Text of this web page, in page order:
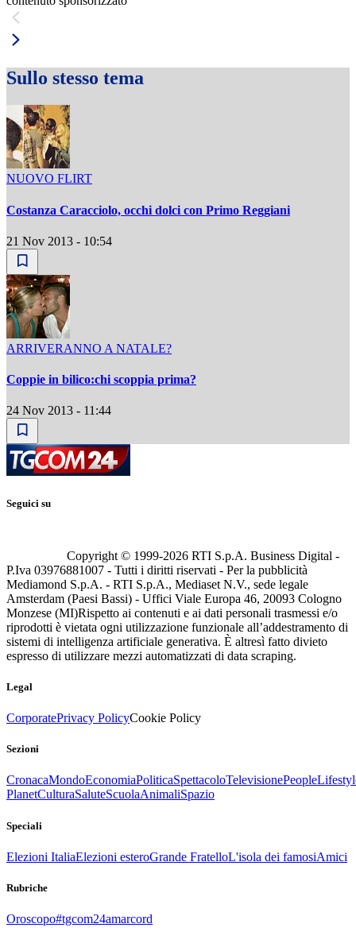
Sullo stesso tema
NUOVO FLIRT
Costanza Caracciolo, occhi dolci con Primo Reggiani
21 Nov 2013 - 10:54
ARRIVERANNO A NATALE?
Coppie in bilico:chi scoppia prima?
24 Nov 2013 - 11:44
Seguici su
Copyright © 1999-2026 RTI S.p.A. Business Digital -
P.Iva 03976881007 - Tutti i diritti riservati - Per la pubblicità
Mediamond S.p.A. - RTI S.p.A., Mediaset N.V., sede legale
Amsterdam (Paesi Bassi) - Uffici Viale Europa 46, 20093 Cologno
Monzese (MI)Rispetto ai contenuti e ai dati personali trasmessi e/o
riprodotti è vietata ogni utilizzazione funzionale all’addestramento di
sistemi di intelligenza artificiale generativa. È altresì fatto divieto
espresso di utilizzare mezzi automatizzati di data scraping.
Legal
CorporatePrivacy PolicyCookie Policy
Sezioni
CronacaMondoEconomiaPoliticaSpettacoloTelevisionePeople
PlanetCulturaSaluteScuolaAnimaliSpazio
Speciali
Elezioni ItaliaElezioni esteroGrande FratelloL'isola dei famosiAmici
Rubriche
Oroscopo#tgcom24amarcord